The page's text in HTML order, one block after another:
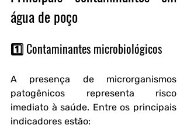
água de poço
1️⃣ Contaminantes microbiológicos
A presença de microrganismos
patogênicos representa risco
imediato à saúde. Entre os principais
indicadores estão: